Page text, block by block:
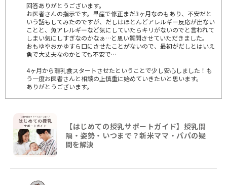
回答ありがとうございます。
お医者さんの指示です。早産で修正まだ3ヶ月なのもあり、不安だと
いう話もしてみたのですが、だしはほとんどアレルギー反応が出ない
ことと、魚アレルギーなど気にしていたらキリがないのでと言われて
しまい気にしすぎなのかなぁ…と思い質問させていただきました。
おもゆやおかゆすら口にさせたことがないので、最初がだしとはいえ
魚で大丈夫なのかとても不安で…
4ヶ月から離乳食スタートさせたということで少し安心しました！も
う一度お医者さんと相談の上慎重に始めていきたいと思います。
ありがとうございます。
【はじめての授乳サポートガイド】授乳間
隔・姿勢・いつまで？新米ママ・パパの疑
問を解決